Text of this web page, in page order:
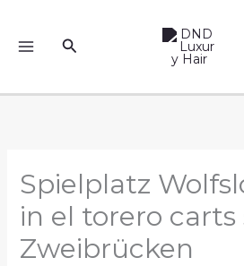
content
Search
Spielplatz
in el torero carts
Zweibrücken